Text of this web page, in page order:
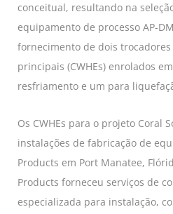
conceitual, resultando na
equipamento de processo AP-
fornecimento de dois
principais (CWHEs) enrolados
resfriamento e um para
Os CWHEs para o projeto Coral
instalações de fabricação de
Products em Port Manatee,
Products forneceu serviços de
especializada para instalação,